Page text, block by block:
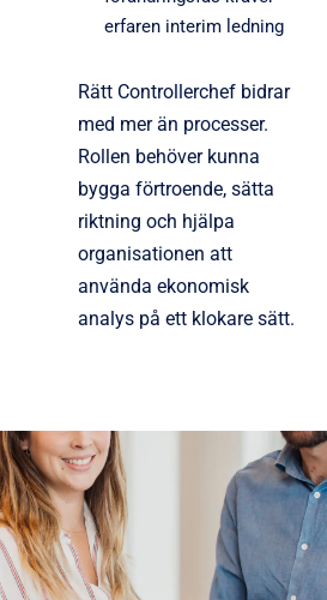
erfaren interim ledning
Rätt Controllerchef bidrar
med mer än processer.
Rollen behöver kunna
bygga förtroende, sätta
riktning och hjälpa
organisationen att
använda ekonomisk
analys på ett klokare sätt.